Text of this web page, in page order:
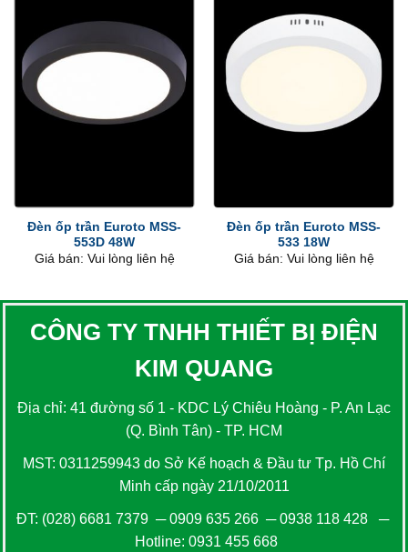
Đèn ốp trần Euroto MSS-
553D 48W
Giá bán: Vui lòng liên hệ
Đèn ốp trần Euroto MSS-
533 18W
Giá bán: Vui lòng liên hệ
CÔNG TY TNHH THIẾT BỊ ĐIỆN
KIM QUANG
Địa chỉ: 41 đường số 1 - KDC Lý Chiêu Hoàng - P. An Lạc
(Q. Bình Tân) - TP. HCM
MST: 0311259943 do Sở Kế hoạch & Đầu tư Tp. Hồ Chí
Minh cấp ngày 21/10/2011
ĐT: (028) 6681 7379 ─0909 635 266─0938 118 428─
Hotline: 0931 455 668